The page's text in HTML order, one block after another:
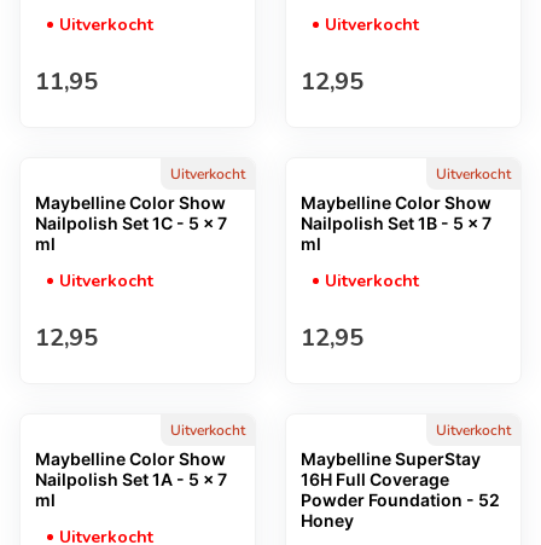
Uitverkocht
Normale prijs
11,95
Uitverkocht
Normale prijs
12,95
Uitverkocht
Maybelline Color Show
Nailpolish Set 1C - 5 x 7
ml
Uitverkocht
Normale prijs
12,95
Uitverkocht
Maybelline Color Show
Nailpolish Set 1B - 5 x 7
ml
Uitverkocht
Normale prijs
12,95
Uitverkocht
Maybelline Color Show
Nailpolish Set 1A - 5 x 7
ml
Uitverkocht
Uitverkocht
Maybelline SuperStay
16H Full Coverage
Powder Foundation - 52
Honey